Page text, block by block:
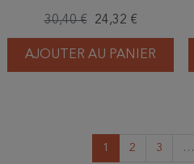
30,40 € 24,32 €
AJOUTER AU PANIER
1 2 3 …